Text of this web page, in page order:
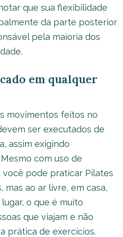
que sua flexibilidade
da parte posterior
pela maioria dos
em qualquer
movimentos feitos no
ser executados de
assim exigindo
com uso de
você pode praticar Pilates
mas ao ar livre, em casa,
o que é muito
que viajam e não
prática de exercícios.